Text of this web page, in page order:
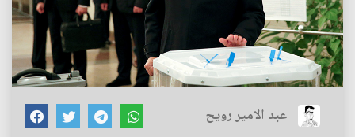
عبد الامير رويح